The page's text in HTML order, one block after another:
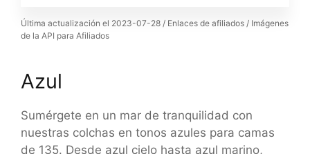
Última actualización el 2023-07-28 / Enlaces de afiliados / Imágenes
de la API para Afiliados
Azul
Sumérgete en un mar de tranquilidad con
nuestras colchas en tonos azules para camas
de 135. Desde azul cielo hasta azul marino,